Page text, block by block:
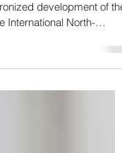
on July 19, 2024,
International North-